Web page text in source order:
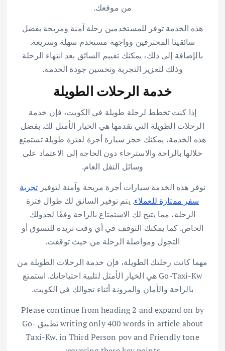
من موقعك.
هذه الخدمة توفر للمستخدمين رحلة آمنة ومريحة بفضل
سائقينا المحترفين وواجهة مستخدم سهلة وسريعة.
بالإضافة إلى ذلك، يمكنك تقييم السائق بعد انتهاء الرحلة
وذلك لتعزيز التجربة وتحسين جودة الخدمة.
خدمة الرحلات الطويلة
إذا كنت تخطط لرحلة طويلة في الكويت، فإن خدمة
الرحلات الطويلة التي نقدمها هي الخيار الأمثل لك. بفضل
هذه الخدمة، يمكنك حجز سيارة أجرة لفترة طويلة تستمتع
خلالها بالراحة والاسترخاء دون الحاجة إلى الاعتماد على
وسائل النقل العام.
توفر هذه الخدمة سيارات أجرة مريحة وآمنة لتوفير تجربة
سفر ممتازة للعملاء. يتم توفير السائق لك طوال فترة
الرحلة، مما يتيح لك الاستمتاع بالراحة وفقًا لجدولك
الخاص. كما يمكنك التوقف في أي وقت تريده للتسوق أو
التجول ومواصلة الرحلة من حيث توقفت.
مهما كانت رحلتك الطويلة، فإن خدمة الرحلات الطويلة من
Go-Taxi-Kw هي الخيار الأمثل لتلبية احتياجاتك. استمتع
بالراحة والأمان والمرونة أثناء تجوالك في الكويت.
Please continue from heading 2 and expand on by
writing only 400 words in article about تطبيق Go-
Taxi-Kw. in Third Person pov and Friendly tone